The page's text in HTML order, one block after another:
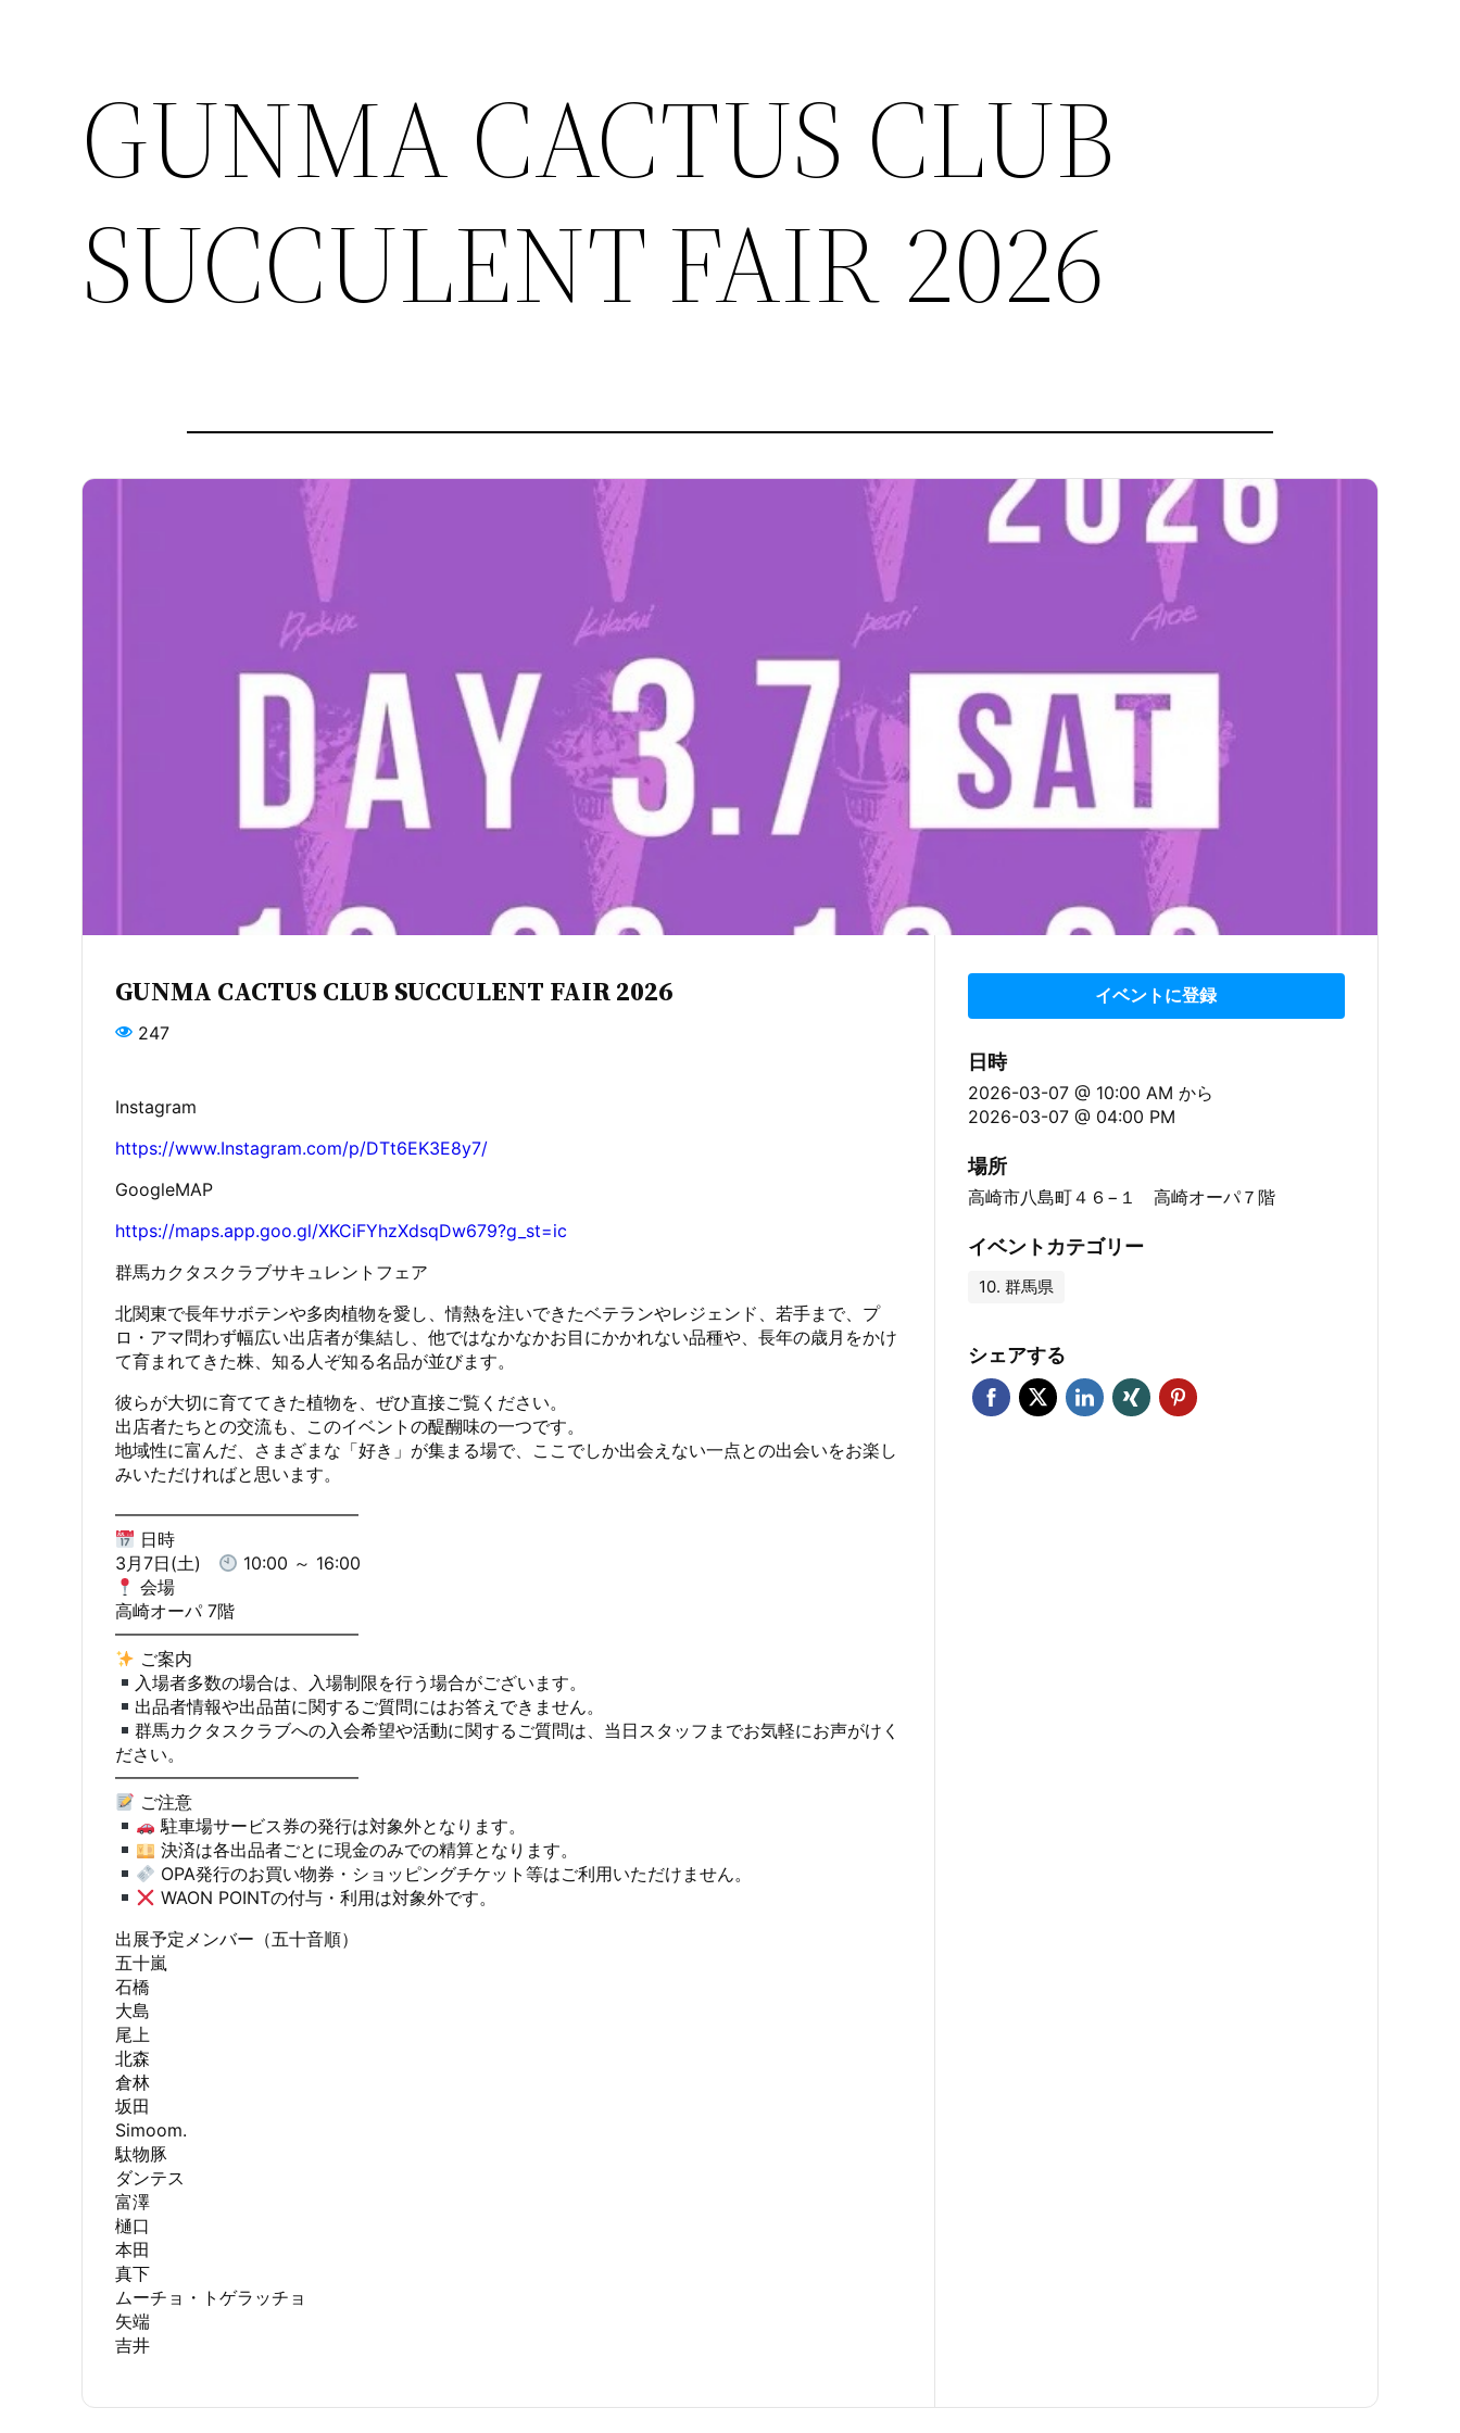
GUNMA CACTUS CLUB
SUCCULENT FAIR 2026
GUNMA CACTUS CLUB SUCCULENT FAIR 2026
247
Instagram
https://www.Instagram.com/p/DTt6EK3E8y7/
GoogleMAP
https://maps.app.goo.gl/XKCiFYhzXdsqDw679?g_st=ic
群馬カクタスクラブサキュレントフェア
​北関東で長年サボテンや多肉植物を愛し、情熱を注いできたベテランやレジェンド、若手まで、プ
ロ・アマ問わず幅広い出店者が集結し、他ではなかなかお目にかかれない品種や、長年の歳月をかけ
て育まれてきた株、知る人ぞ知る名品が並びます。
​彼らが大切に育ててきた植物を、ぜひ直接ご覧ください。
出店者たちとの交流も、このイベントの醍醐味の一つです。
​地域性に富んだ、さまざまな「好き」が集まる場で、ここでしか出会えない一点との出会いをお楽し
みいただければと思います。
​━━━━━━━━━━━━━━
日時
3月7日(土)
10:00 ～ 16:00
会場
高崎オーパ 7階
​━━━━━━━━━━━━━━
ご案内
入場者多数の場合は、入場制限を行う場合がございます。
出品者情報や出品苗に関するご質問にはお答えできません。
群馬カクタスクラブへの入会希望や活動に関するご質問は、当日スタッフまでお気軽にお声がけく
ださい。
​━━━━━━━━━━━━━━
ご注意
駐車場サービス券の発行は対象外となります。
決済は各出品者ごとに現金のみでの精算となります。
OPA発行のお買い物券・ショッピングチケット等はご利用いただけません。
WAON POINTの付与・利用は対象外です。
出展予定メンバー（五十音順）
​五十嵐
石橋
大島
尾上
北森
倉林
坂田
Simoom.
駄物豚
ダンテス
富澤
樋口
本田
真下
ムーチョ・トゲラッチョ
矢端
吉井
イベントに登録
日時
2026-03-07 @ 10:00 AM から
2026-03-07 @ 04:00 PM
場所
高崎市八島町４６−１ 高崎オーパ７階
イベントカテゴリー
10. 群馬県
シェアする